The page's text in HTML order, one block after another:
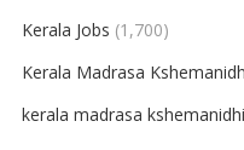
Kerala Jobs (1,700)
Kerala Madrasa
kerala madrasa